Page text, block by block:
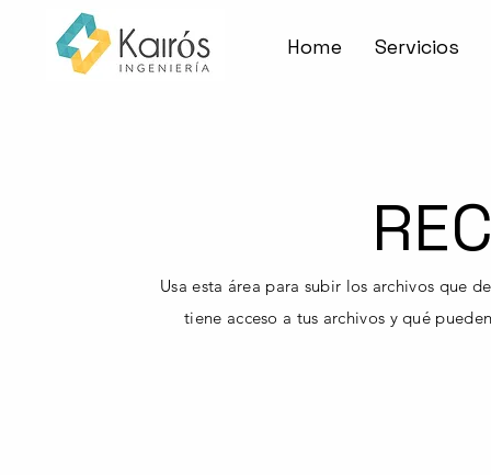
Home Servicios
Usa esta área para subir los archivos que
tiene acceso a tus archivos y qué